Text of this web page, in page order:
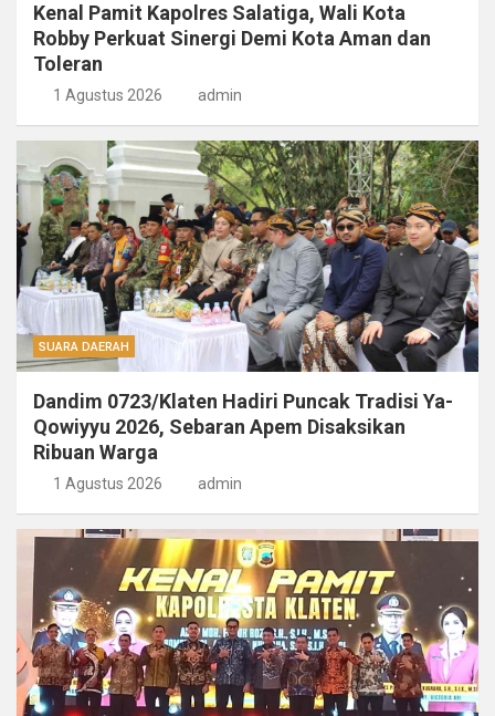
Kenal Pamit Kapolres Salatiga, Wali Kota
Robby Perkuat Sinergi Demi Kota Aman dan
Toleran
1 Agustus 2026 admin
SUARA DAERAH
Dandim 0723/Klaten Hadiri Puncak Tradisi Ya-
Qowiyyu 2026, Sebaran Apem Disaksikan
Ribuan Warga
1 Agustus 2026 admin